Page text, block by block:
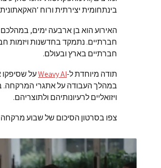
בינתחומית יצירתית ורוח
האירוע הוא בן ארבעה ימים, במהלכם
חברתיים. נתמקד בחדשנות ויזמות
חברתיים בארץ ובעולם.
תודה מיוחדת ל-Weavy AIעל
במהלך העבודה על אתגרי המרקחה.
ויזואליים לרעיונותיהם ולתוצריהם.
צפו בסרטון הסיכום של שבוע מרקחה 12: מרקחה צומחת